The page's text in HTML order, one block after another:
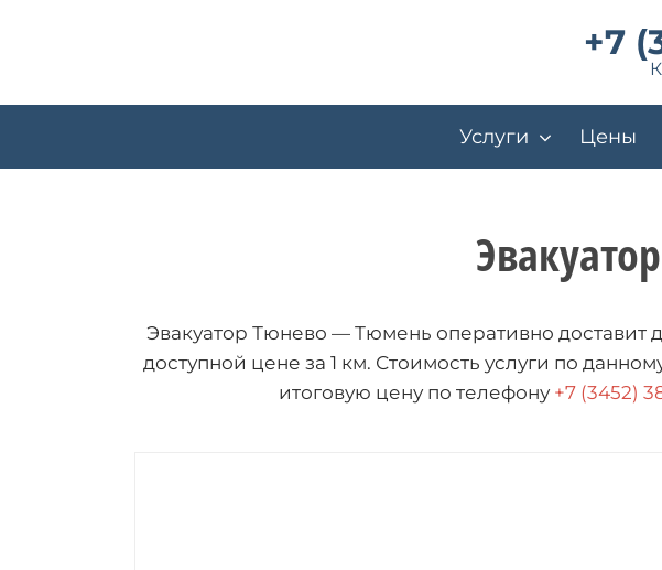
+7
Услуги Цены
Эвакуатор Тюнево — Тюмень оперативно доставит
доступной цене за 1 км. Стоимость услуги по
итоговую цену по телефону +7 (3452)